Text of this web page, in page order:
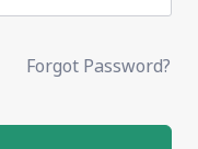
Forgot Password?